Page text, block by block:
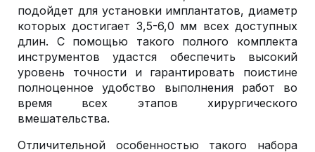
подойдет для установки имплантатов, диаметр
которых достигает 3,5-6,0 мм всех доступных
длин. С помощью такого полного комплекта
инструментов удастся обеспечить высокий
уровень точности и гарантировать поистине
полноценное удобство выполнения работ во
время всех этапов хирургического
вмешательства.
Отличительной особенностью такого набора